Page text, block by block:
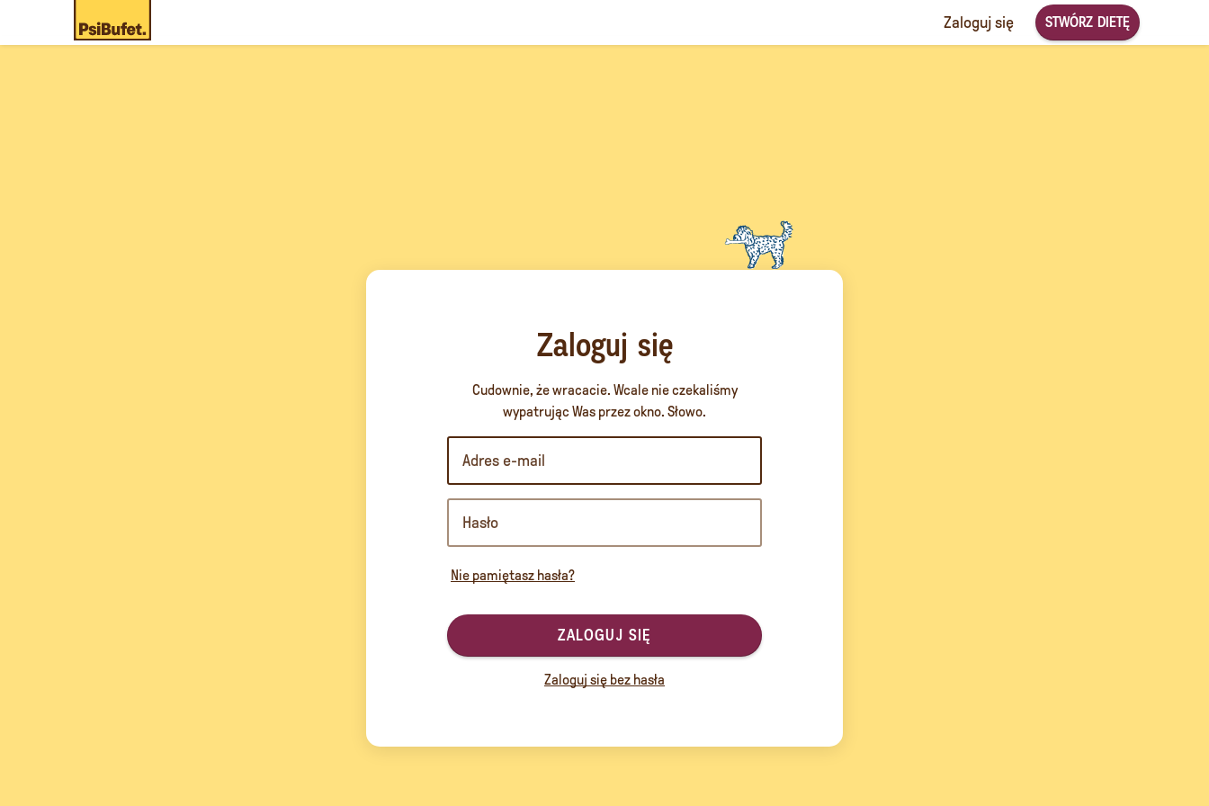
Zaloguj się STWÓRZ DIETĘ
Zaloguj się
Cudownie, że wracacie. Wcale nie czekaliśmy
wypatrując Was przez okno. Słowo.
Nie pamiętasz hasła?
ZALOGUJ SIĘ
Zaloguj się bez hasła